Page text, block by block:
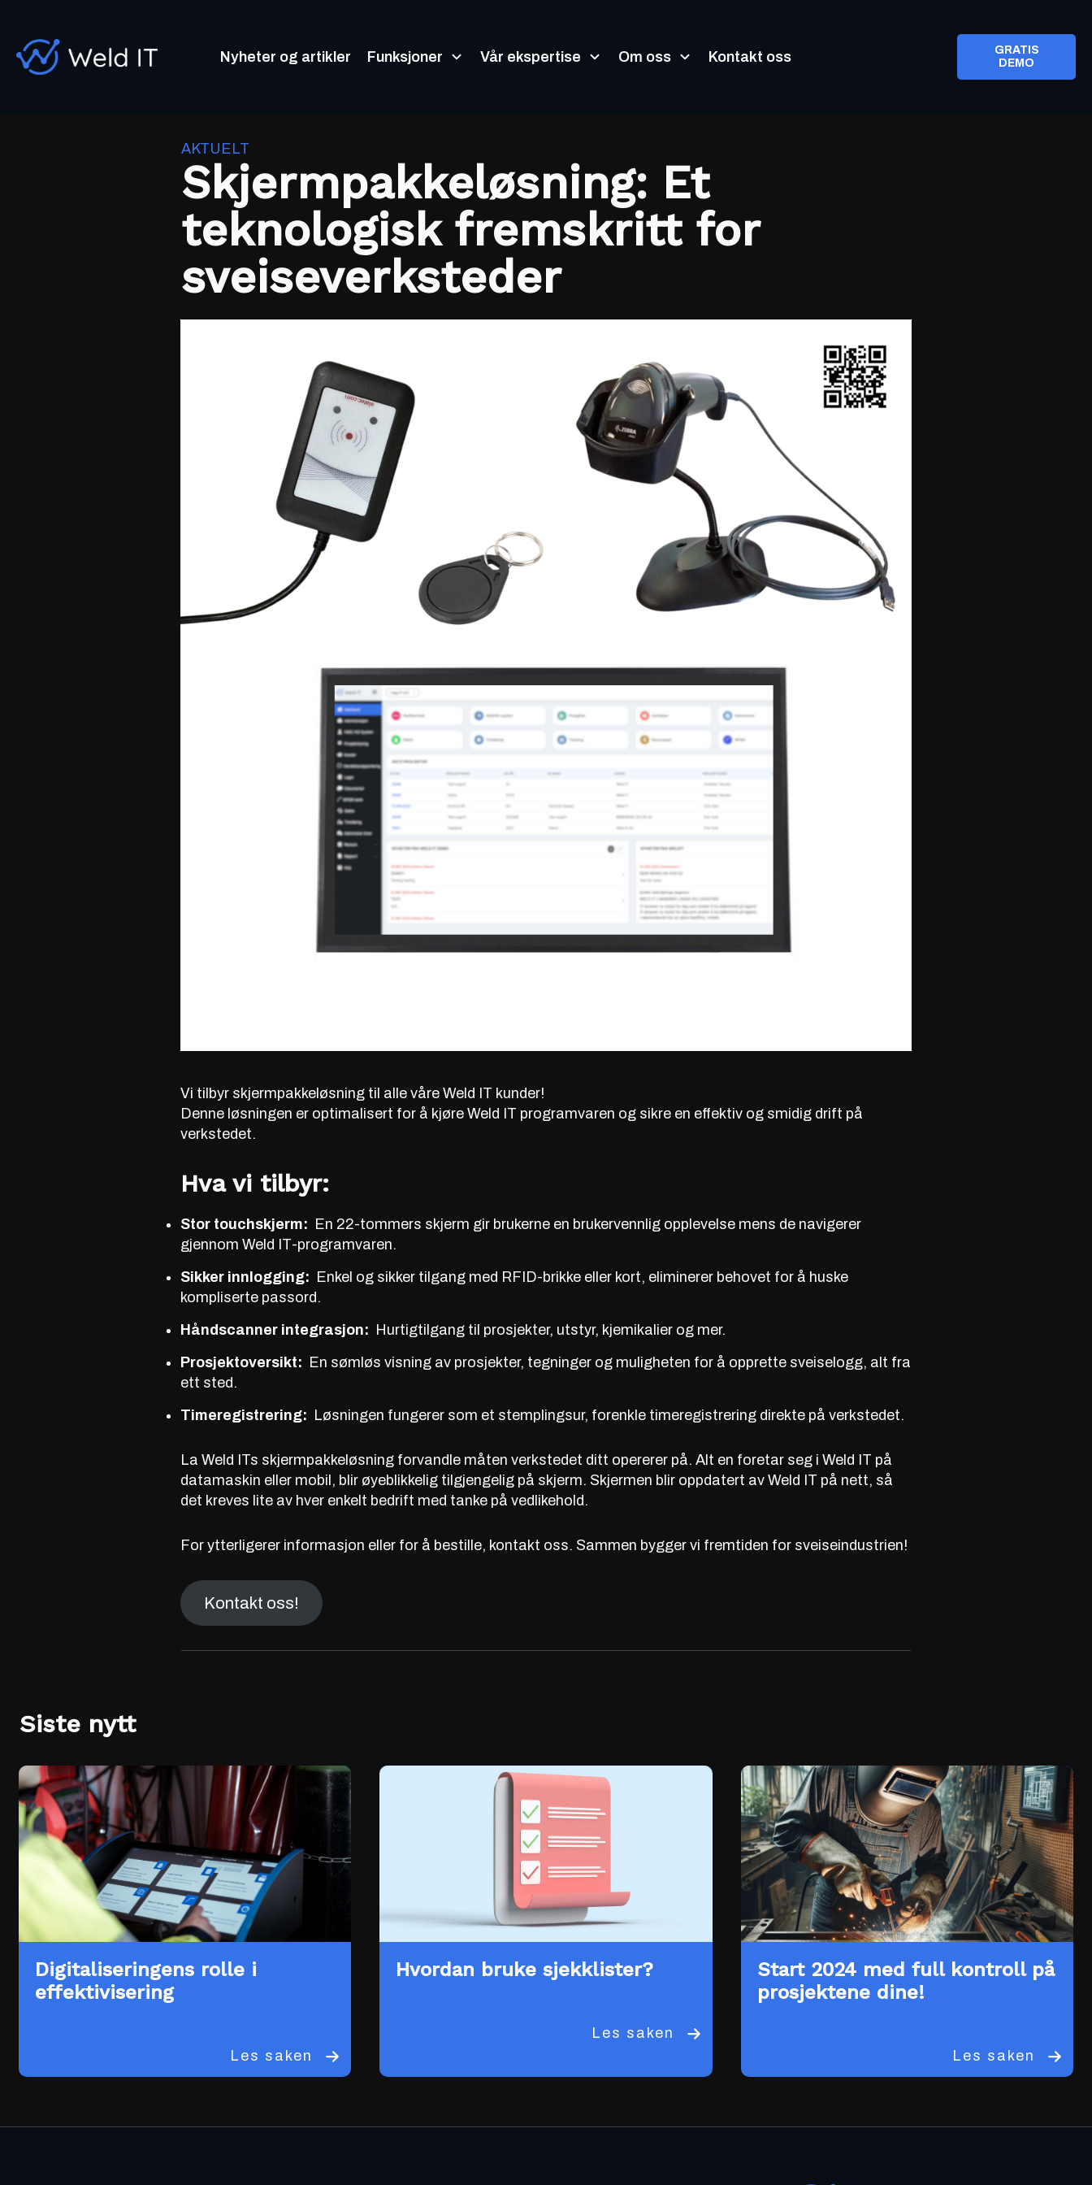
Nyheter og artikler Funksjoner Vår ekspertise Om oss Kontakt oss
GRATIS
DEMO
AKTUELT
Skjermpakkeløsning: Et
teknologisk fremskritt for
sveiseverksteder
Vi tilbyr skjermpakkeløsning til alle våre Weld IT kunder!
Denne løsningen er optimalisert for å kjøre Weld IT programvaren og sikre en effektiv og smidig drift på
verkstedet.
Hva vi tilbyr:
Stor touchskjerm: En 22-tommers skjerm gir brukerne en brukervennlig opplevelse mens de navigerer
gjennom Weld IT-programvaren.
Sikker innlogging: Enkel og sikker tilgang med RFID-brikke eller kort, eliminerer behovet for å huske
kompliserte passord.
Håndscanner integrasjon: Hurtigtilgang til prosjekter, utstyr, kjemikalier og mer.
Prosjektoversikt: En sømløs visning av prosjekter, tegninger og muligheten for å opprette sveiselogg, alt fra
ett sted.
Timeregistrering: Løsningen fungerer som et stemplingsur, forenkle timeregistrering direkte på verkstedet.
La Weld ITs skjermpakkeløsning forvandle måten verkstedet ditt opererer på. Alt en foretar seg i Weld IT på
datamaskin eller mobil, blir øyeblikkelig tilgjengelig på skjerm. Skjermen blir oppdatert av Weld IT på nett, så
det kreves lite av hver enkelt bedrift med tanke på vedlikehold.
For ytterligerer informasjon eller for å bestille, kontakt oss. Sammen bygger vi fremtiden for sveiseindustrien!
Kontakt oss!
Siste nytt
Digitaliseringens rolle i
effektivisering
Les saken
Hvordan bruke sjekklister?
Les saken
Start 2024 med full kontroll på
prosjektene dine!
Les saken